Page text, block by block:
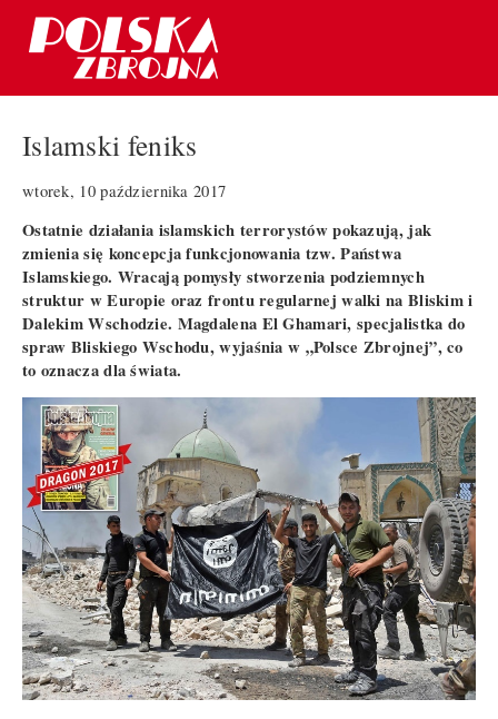
Islamski feniks
wtorek, 10 października 2017
Ostatnie działania islamskich terrorystów pokazują, jak
zmienia się koncepcja funkcjonowania tzw. Państwa
Islamskiego. Wracają pomysły stworzenia podziemnych
struktur w Europie oraz frontu regularnej walki na Bliskim i
Dalekim Wschodzie. Magdalena El Ghamari, specjalistka do
spraw Bliskiego Wschodu, wyjaśnia w „Polsce Zbrojnej”, co
to oznacza dla świata.